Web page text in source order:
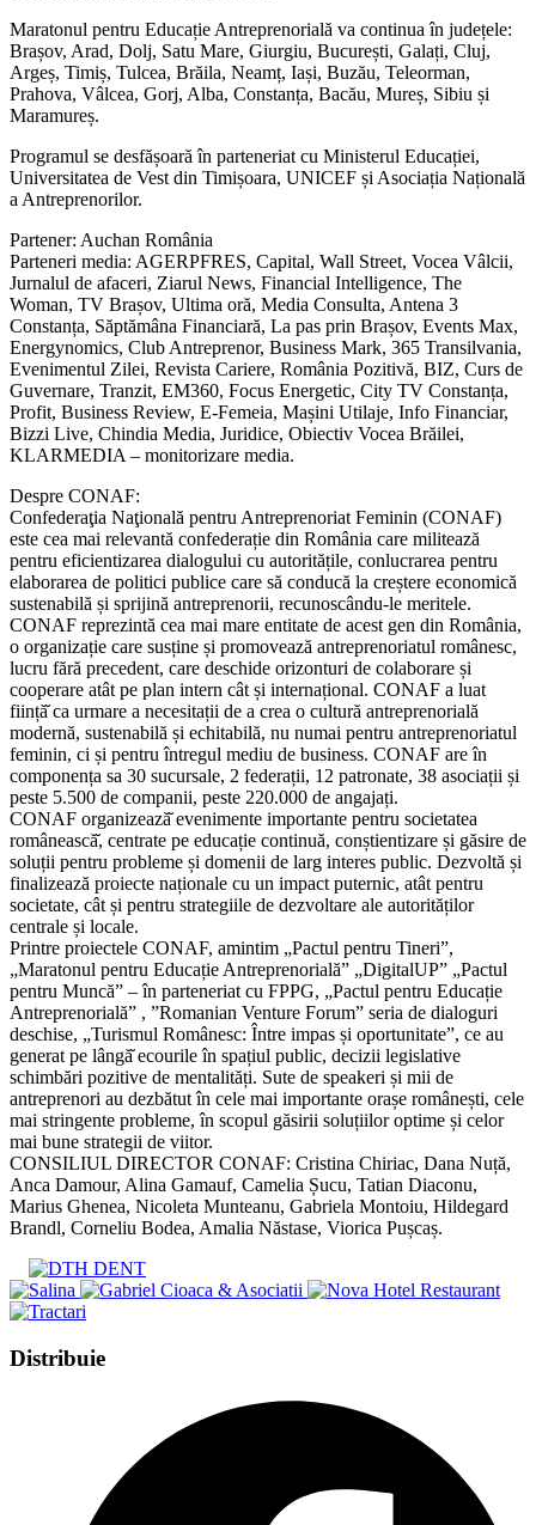
Maratonul pentru Educație Antreprenorială va continua în județele:
Brașov, Arad, Dolj, Satu Mare, Giurgiu, București, Galați, Cluj,
Argeș, Timiș, Tulcea, Brăila, Neamț, Iași, Buzău, Teleorman,
Prahova, Vâlcea, Gorj, Alba, Constanța, Bacău, Mureș, Sibiu și
Maramureș.
Programul se desfășoară în parteneriat cu Ministerul Educației,
Universitatea de Vest din Timișoara, UNICEF și Asociația Națională
a Antreprenorilor.
Partener: Auchan România
Parteneri media: AGERPFRES, Capital, Wall Street, Vocea Vâlcii,
Jurnalul de afaceri, Ziarul News, Financial Intelligence, The
Woman, TV Brașov, Ultima oră, Media Consulta, Antena 3
Constanța, Săptămâna Financiară, La pas prin Brașov, Events Max,
Energynomics, Club Antreprenor, Business Mark, 365 Transilvania,
Evenimentul Zilei, Revista Cariere, România Pozitivă, BIZ, Curs de
Guvernare, Tranzit, EM360, Focus Energetic, City TV Constanța,
Profit, Business Review, E-Femeia, Mașini Utilaje, Info Financiar,
Bizzi Live, Chindia Media, Juridice, Obiectiv Vocea Brăilei,
KLARMEDIA – monitorizare media.
Despre CONAF:
Confederaţia Naţională pentru Antreprenoriat Feminin (CONAF)
este cea mai relevantă confederație din România care militează
pentru eficientizarea dialogului cu autoritățile, conlucrarea pentru
elaborarea de politici publice care să conducă la creștere economică
sustenabilă și sprijină antreprenorii, recunoscându-le meritele.
CONAF reprezintă cea mai mare entitate de acest gen din România,
o organizație care susține și promovează antreprenoriatul românesc,
lucru fără precedent, care deschide orizonturi de colaborare și
cooperare atât pe plan intern cât și internațional. CONAF a luat
ființă̆ ca urmare a necesitații de a crea o cultură antreprenorială
modernă, sustenabilă și echitabilă, nu numai pentru antreprenoriatul
feminin, ci și pentru întregul mediu de business. CONAF are în
componența sa 30 sucursale, 2 federații, 12 patronate, 38 asociații și
peste 5.500 de companii, peste 220.000 de angajați.
CONAF organizează̆ evenimente importante pentru societatea
românească̆, centrate pe educație continuă, conștientizare și găsire de
soluții pentru probleme și domenii de larg interes public. Dezvoltă și
finalizează proiecte naționale cu un impact puternic, atât pentru
societate, cât și pentru strategiile de dezvoltare ale autorităților
centrale și locale.
Printre proiectele CONAF, amintim „Pactul pentru Tineri”,
„Maratonul pentru Educație Antreprenorială” „DigitalUP” „Pactul
pentru Muncă” – în parteneriat cu FPPG, „Pactul pentru Educație
Antreprenorială” , ”Romanian Venture Forum” seria de dialoguri
deschise, „Turismul Românesc: Între impas și oportunitate”, ce au
generat pe lângă̆ ecourile în spațiul public, decizii legislative
schimbări pozitive de mentalități. Sute de speakeri și mii de
antreprenori au dezbătut în cele mai importante orașe românești, cele
mai stringente probleme, în scopul găsirii soluțiilor optime și celor
mai bune strategii de viitor.
CONSILIUL DIRECTOR CONAF: Cristina Chiriac, Dana Nuță,
Anca Damour, Alina Gamauf, Camelia Șucu, Tatian Diaconu,
Marius Ghenea, Nicoleta Munteanu, Gabriela Montoiu, Hildegard
Brandl, Corneliu Bodea, Amalia Năstase, Viorica Pușcaș.
DistribuieShare
window